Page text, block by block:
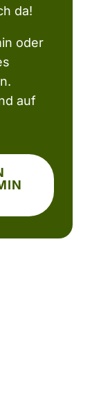
da!
oder
auf